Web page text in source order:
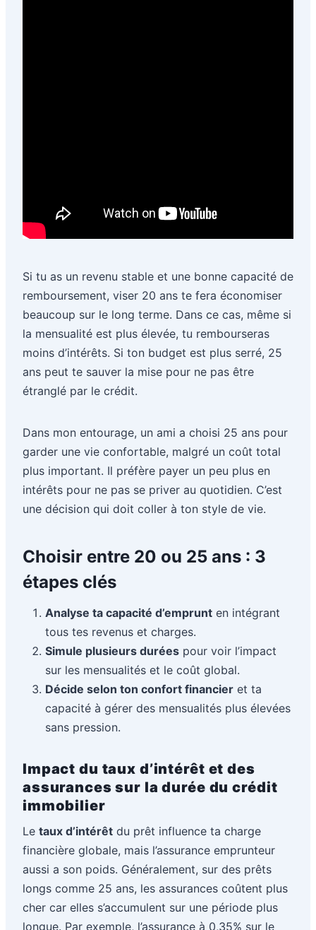
Si tu as un revenu stable et une bonne capacité de
remboursement, viser 20 ans te fera économiser
beaucoup sur le long terme. Dans ce cas, même si
la mensualité est plus élevée, tu rembourseras
moins d’intérêts. Si ton budget est plus serré, 25
ans peut te sauver la mise pour ne pas être
étranglé par le crédit.
Dans mon entourage, un ami a choisi 25 ans pour
garder une vie confortable, malgré un coût total
plus important. Il préfère payer un peu plus en
intérêts pour ne pas se priver au quotidien. C’est
une décision qui doit coller à ton style de vie.
Choisir entre 20 ou 25 ans : 3
étapes clés
Analyse ta capacité d’emprunt en intégrant
tous tes revenus et charges.
Simule plusieurs durées pour voir l’impact
sur les mensualités et le coût global.
Décide selon ton confort financier et ta
capacité à gérer des mensualités plus élevées
sans pression.
Impact du taux d’intérêt et des
assurances sur la durée du crédit
immobilier
Le taux d’intérêt du prêt influence ta charge
financière globale, mais l’assurance emprunteur
aussi a son poids. Généralement, sur des prêts
longs comme 25 ans, les assurances coûtent plus
cher car elles s’accumulent sur une période plus
longue. Par exemple, l’assurance à 0,35% sur le